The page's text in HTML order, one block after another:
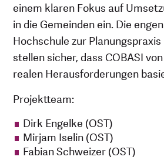
einem klaren Fokus auf
in die Gemeinden ein. Die
Hochschule zur
stellen sicher, dass COBASI
realen Herausforderungen
Projektteam:
Dirk Engelke (OST)
Mirjam Iselin (OST)
Fabian Schweizer (OST)